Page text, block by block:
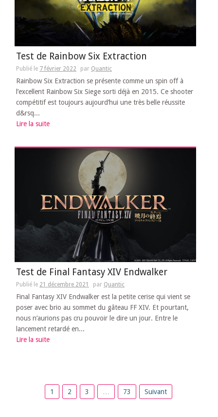
Test de Rainbow Six Extraction
Publié le 7 février 2022 par Quantic
Rainbow Six Extraction se présente comme un spin off à
l’excellent Rainbow Six Siege sorti déjà en 2015. Ce shooter
compétitif est toujours aujourd’hui une très belle réussite
d&rsq...
Lire la suite
Test de Final Fantasy XIV Endwalker
Publié le 21 décembre 2021 par Quantic
Final Fantasy XIV Endwalker est la petite cerise qui vient se
poser avec brio au sommet du gâteau FF XIV. Et pourtant,
nous n’aurions pas cru pouvoir le dire un jour. Entre le
lancement retardé en...
Lire la suite
Pagination
1 2 3 … 73 Suivant